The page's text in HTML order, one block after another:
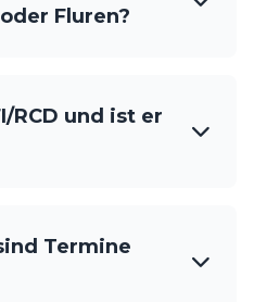
Fluren?
RCD und ist er
Termine